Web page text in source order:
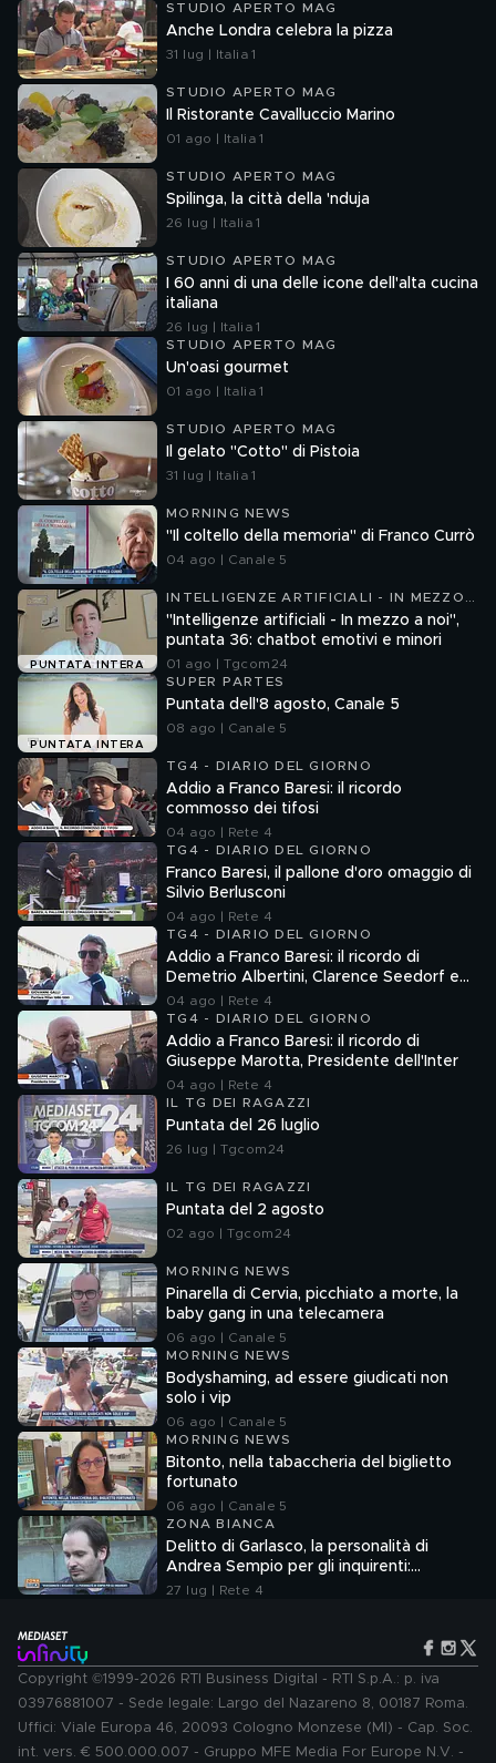
STUDIO APERTO MAG
Anche Londra celebra la pizza
31 lug | Italia 1
STUDIO APERTO MAG
Il Ristorante Cavalluccio Marino
01 ago | Italia 1
STUDIO APERTO MAG
Spilinga, la città della 'nduja
26 lug | Italia 1
STUDIO APERTO MAG
I 60 anni di una delle icone dell'alta cucina
italiana
26 lug | Italia 1
STUDIO APERTO MAG
Un'oasi gourmet
01 ago | Italia 1
STUDIO APERTO MAG
Il gelato "Cotto" di Pistoia
31 lug | Italia 1
MORNING NEWS
"Il coltello della memoria" di Franco Currò
04 ago | Canale 5
PUNTATA INTERA
INTELLIGENZE ARTIFICIALI - IN MEZZO
A NOI
"Intelligenze artificiali - In mezzo a noi",
puntata 36: chatbot emotivi e minori
01 ago | Tgcom24
PUNTATA INTERA
SUPER PARTES
Puntata dell'8 agosto, Canale 5
08 ago | Canale 5
TG4 - DIARIO DEL GIORNO
Addio a Franco Baresi: il ricordo
commosso dei tifosi
04 ago | Rete 4
TG4 - DIARIO DEL GIORNO
Franco Baresi, il pallone d'oro omaggio di
Silvio Berlusconi
04 ago | Rete 4
TG4 - DIARIO DEL GIORNO
Addio a Franco Baresi: il ricordo di
Demetrio Albertini, Clarence Seedorf e
Giovanni Galli
04 ago | Rete 4
TG4 - DIARIO DEL GIORNO
Addio a Franco Baresi: il ricordo di
Giuseppe Marotta, Presidente dell'Inter
04 ago | Rete 4
IL TG DEI RAGAZZI
Puntata del 26 luglio
26 lug | Tgcom24
IL TG DEI RAGAZZI
Puntata del 2 agosto
02 ago | Tgcom24
MORNING NEWS
Pinarella di Cervia, picchiato a morte, la
baby gang in una telecamera
06 ago | Canale 5
MORNING NEWS
Bodyshaming, ad essere giudicati non
solo i vip
06 ago | Canale 5
MORNING NEWS
Bitonto, nella tabaccheria del biglietto
fortunato
06 ago | Canale 5
ZONA BIANCA
Delitto di Garlasco, la personalità di
Andrea Sempio per gli inquirenti:
"Ossessionato e bugiardo"
27 lug | Rete 4
Copyright ©1999-2026 RTI Business Digital - RTI S.p.A.: p. iva
03976881007 - Sede legale: Largo del Nazareno 8, 00187 Roma.
Uffici: Viale Europa 46, 20093 Cologno Monzese (MI) - Cap. Soc.
int. vers. € 500.000.007 - Gruppo MFE Media For Europe N.V. -